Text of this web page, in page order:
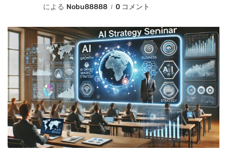
による Nobu88888 0 コメント